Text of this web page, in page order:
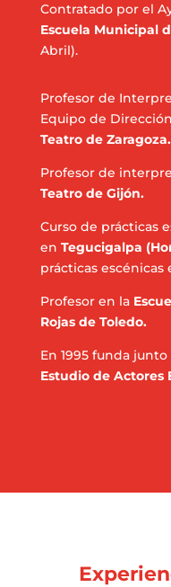
Contratado por el
Escuela Municipal
Abril).
Profesor de
Equipo de
Teatro de Zaragoza.
Profesor de
Teatro de Gijón.
Curso de prácticas
en Tegucigalpa
prácticas escénicas
Profesor en la
Rojas de Toledo.
En 1995 funda
Estudio de Actores